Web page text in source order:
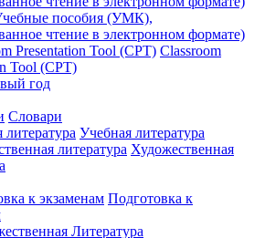
пособия (УМК),
чтение в электронном формате)
Classroom
Tool (CPT)
год
Словари
Учебная литература
Художественная
Подготовка к